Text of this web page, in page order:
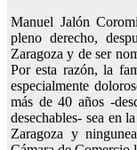
Manuel Jalón
pleno derecho,
Zaragoza y de ser
Por esta razón, la
especialmente
más de 40 años -
desechables- sea en
Zaragoza y